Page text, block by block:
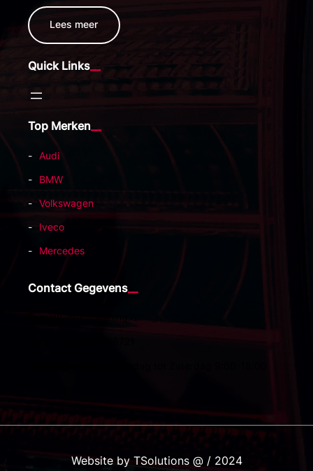
Lees meer
Quick Links
Top Merken
Audi
BMW
Volkswagen
Iveco
Mercedes
Contact Gegevens
E-mail:
Website by TSolutions @ / 2024